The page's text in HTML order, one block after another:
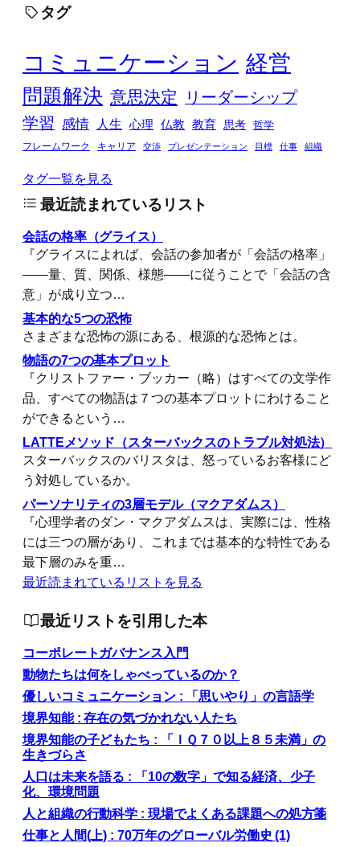
タグ
コミュニケーション 経営
問題解決 意思決定
リーダーシップ
学習
感情 人生 心理 仏教 教育 思考
哲学
フレームワーク
キャリア 交渉 プレゼンテーション 目標 仕事 組織
タグ一覧を見る
最近読まれているリスト
会話の格率（グライス）
『グライスによれば、会話の参加者が「会話の格率」
――量、質、関係、様態――に従うことで「会話の含
意」が成り立つ…
基本的な5つの恐怖
さまざまな恐怖の源にある、根源的な恐怖とは。
物語の7つの基本プロット
『クリストファー・ブッカー（略）はすべての文学作
品、すべての物語は７つの基本プロットにわけること
ができるという…
LATTEメソッド（スターバックスのトラブル対処法）
スターバックスのバリスタは、怒っているお客様にど
う対処しているか。
パーソナリティの3層モデル（マクアダムス）
『心理学者のダン・マクアダムスは、実際には、性格
には三つの層があり、これまでは基本的な特性である
最下層のみを重…
最近読まれているリストを見る
最近リストを引用した本
コーポレートガバナンス入門
動物たちは何をしゃべっているのか？
優しいコミュニケーション : 「思いやり」の言語学
境界知能 : 存在の気づかれない人たち
境界知能の子どもたち : 「ＩＱ７０以上８５未満」の
生きづらさ
人口は未来を語る : 「10の数字」で知る経済、少子
化、環境問題
人と組織の行動科学 : 現場でよくある課題への処方箋
仕事と人間(上) : 70万年のグローバル労働史 (1)